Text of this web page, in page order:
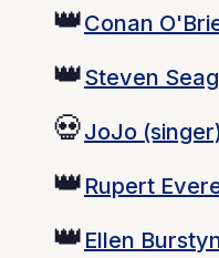
👑Conan
👑Steven
💀JoJo
👑 Rupert
👑 Ellen